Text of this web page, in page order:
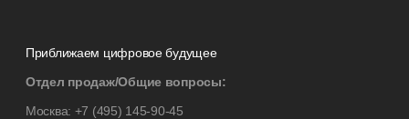
Приближаем цифровое будущее
Отдел продаж/Общие вопросы:
Москва: +7 (495) 145-90-45